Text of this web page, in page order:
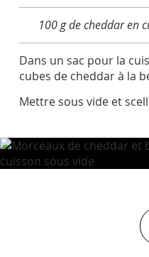
100 g de cheddar en
Dans un sac pour la
cubes de cheddar à la
Mettre sous vide et